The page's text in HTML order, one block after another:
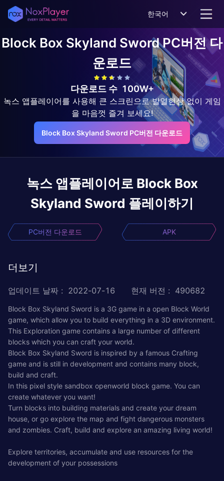
한국어
Block Box Skyland SwordPC버전 다
운로드
다운로드 수 100W+
녹스 앱플레이어를 사용해 큰 스크린으로 발열현상 없이 게임
을 마음껏 즐겨 보세요!
Block Box Skyland Sword PC버전 다운로드
녹스 앱플레이어로 Block Box
Skyland Sword 플레이하기
PC버전 다운로드 APK
더보기
업데이트 날짜 : 2022-07-16 현재 버전 : 490682
Block Box Skyland Sword is a 3G game in a open Block World
game, which allow you to build everything in a 3D environment.
This Exploration game contains a large number of different
blocks which you can craft your world.
Block Box Skyland Sword is inspired by a famous Crafting
game and is still in development and contains many block,
build and craft.
In this pixel style sandbox openworld block game. You can
create whatever you want!
Turn blocks into building materials and create your dream
house, or go explore the map and fight dangerous monsters
and zombies. Craft, build and explore an amazing living world!
Explore territories, accumulate and use resources for the
development of your possessions